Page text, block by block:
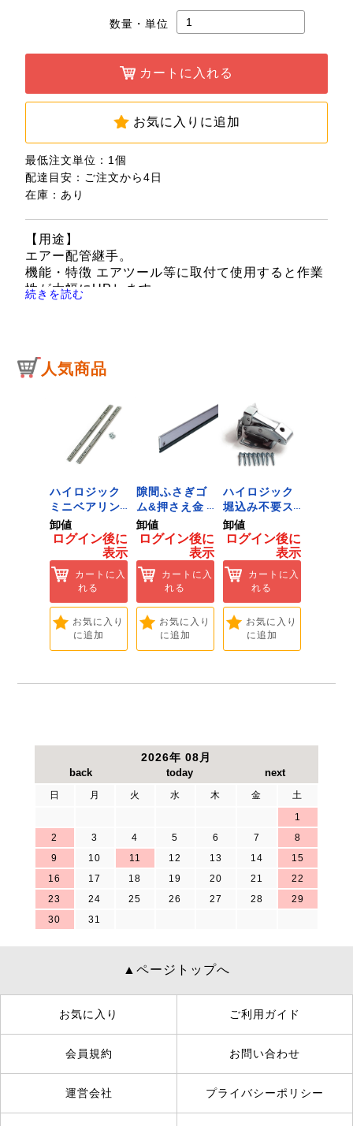
数量・単位
カートに入れる
お気に入りに追加
最低注文単位：1個
配達目安：ご注文から4日
在庫：あり
【用途】
エアー配管継手。
機能・特徴 エアツール等に取付て使用すると作業
性が大幅にUPします。
●最高使用圧力：1.5MPa。
●使用温度範囲：-20～+60度。
流体継手以外の用途に使用しないで下さい。適用
流体(空気)以外の使用はしないで下さい。
ご使用前に数回転させてからご使用下さい。グリ
スが廻り回転が軽くなります。
続きを読む
人気商品
ハイロジック
ミニベアリン
グタイプ 310
ミリ 72958
Hardware]
卸値
ログイン後に
表示
カートに入
れる
お気に入り
に追加
隙間ふさぎゴ
ム&押さえ金
物 72909
卸値
ログイン後に
表示
カートに入
れる
お気に入り
に追加
ハイロジック
堀込み不要ス
ライド蝶番S
無兼用 P-726
Hardware]
卸値
ログイン後に
表示
カートに入
れる
お気に入り
に追加
2026年 08月
日 月 火 水 木 金
土
1
2
3 4 5 6 7
8
9
10 11 12 13 14
15
16
17 18 19 20 21
22
23
24 25 26 27 28
29
30
31
▲ページトップへ
お気に入り ご利用ガイド
会員規約 お問い合わせ
運営会社 プライバシーポリシー